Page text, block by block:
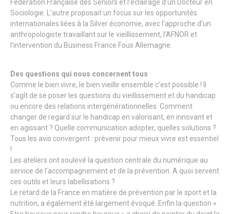
Fédération Française des Séniors et l’éclairage d’un Docteur en
Sociologie. L’autre proposait un focus sur les opportunités
internationales liées à la Silver économie, avec l’approche d’un
anthropologiste travaillant sur le vieillissement, l’AFNOR et
l’intervention du Business France Fous Allemagne.
Des questions qui nous concernent tous
Comme le bien vivre, le bien vieillir ensemble c’est possible ! Il
s’agît de se poser les questions du vieillissement et du handicap
ou encore des relations intergénérationnelles. Comment
changer de regard sur le handicap en valorisant, en innovant et
en agissant ? Quelle communication adopter, quelles solutions ?
Tous les avis convergent : prévenir pour mieux vivre est essentiel
!
Les ateliers ont soulevé la question centrale du numérique au
service de l’accompagnement et de la prévention. A quoi servent
ces outils et leurs labellisations ?
Le retard de la France en matière de prévention par le sport et la
nutrition, a également été largement évoqué. Enfin la question «